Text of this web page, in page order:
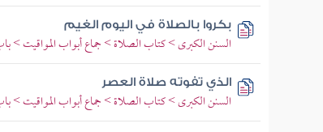
بكروا بالصلاة في اليوم الغيم
السنن الكبرى > كتاب الصلاة > جماع أبواب المواقيت >
الذي تفوته صلاة العصر
السنن الكبرى > كتاب الصلاة > جماع أبواب المواقيت >